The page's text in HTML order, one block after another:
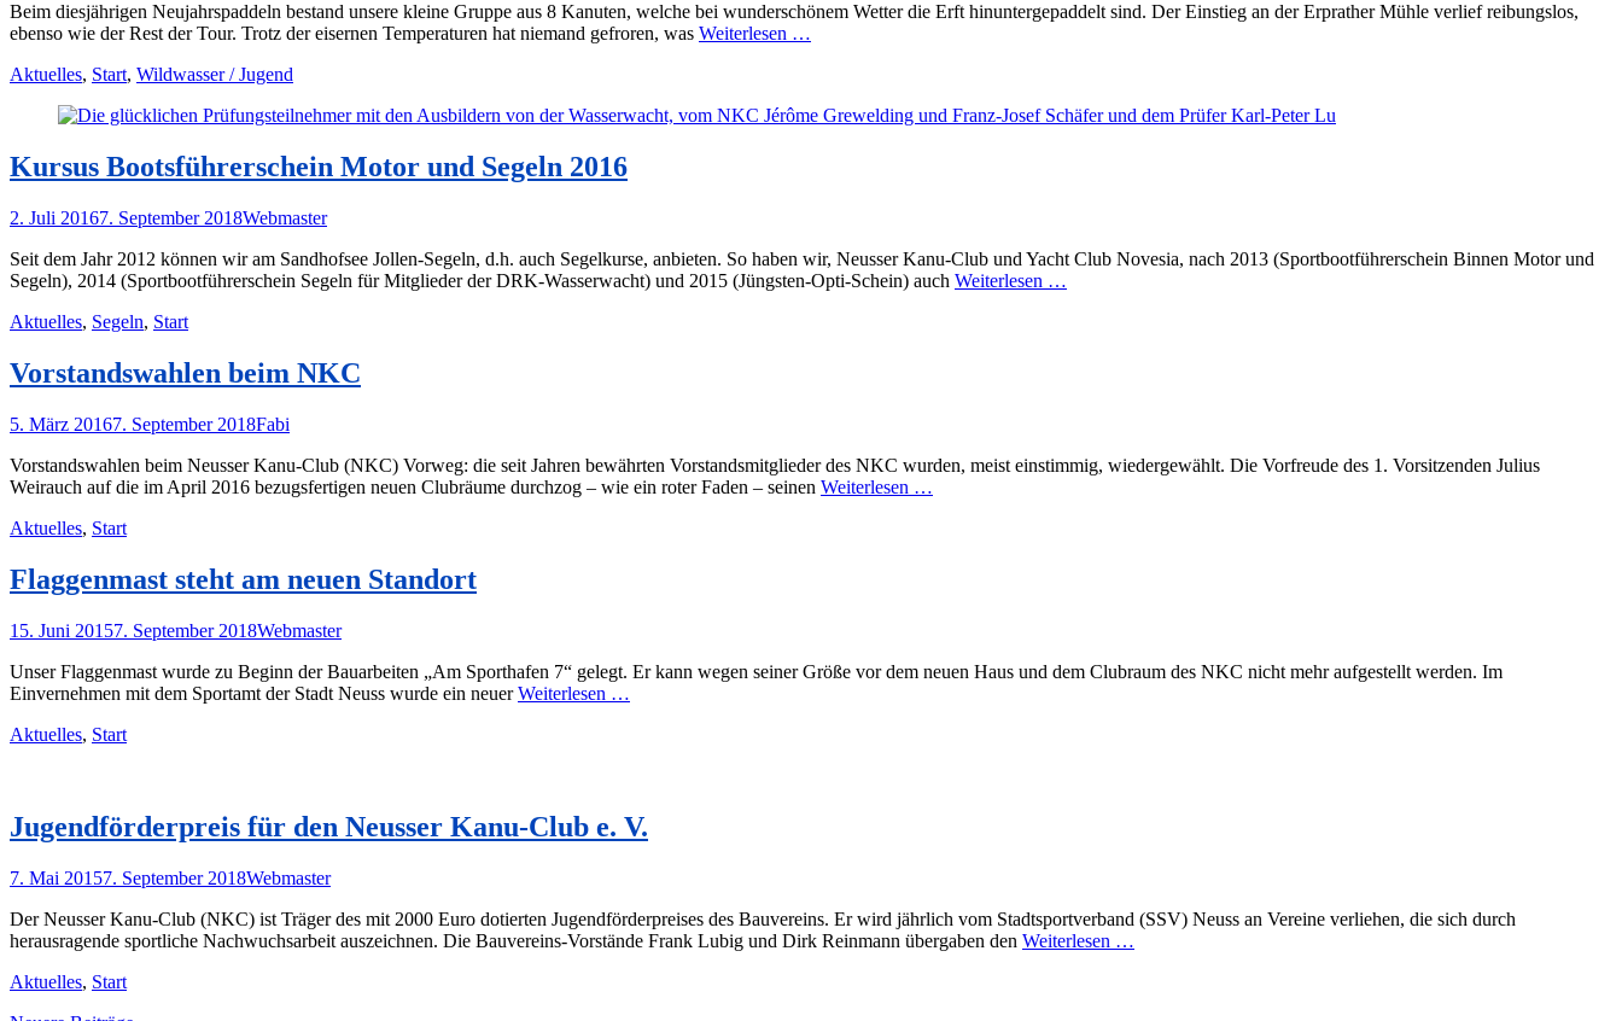
Beim diesjährigen Neujahrspaddeln bestand unsere kleine Gruppe aus 8 Kanuten, welche bei wunderschönem Wetter die Erft hinuntergepaddelt sind. Der Einstieg an der Erprather Mühle verlief reibungslos,
ebenso wie der Rest der Tour. Trotz der eisernen Temperaturen hat niemand gefroren, was Weiterlesen …
Kategorien
Aktuelles, Start, Wildwasser / Jugend
Kursus Bootsführerschein Motor und Segeln 2016
Posted
2. Juli 20167. September 2018Autor
Webmaster
Seit dem Jahr 2012 können wir am Sandhofsee Jollen-Segeln, d.h. auch Segelkurse, anbieten. So haben wir, Neusser Kanu-Club und Yacht Club Novesia, nach 2013 (Sportbootführerschein Binnen Motor und
Segeln), 2014 (Sportbootführerschein Segeln für Mitglieder der DRK-Wasserwacht) und 2015 (Jüngsten-Opti-Schein) auch Weiterlesen …
Kategorien
Aktuelles, Segeln, Start
Vorstandswahlen beim NKC
Posted
5. März 20167. September 2018Autor
Fabi
Vorstandswahlen beim Neusser Kanu-Club (NKC) Vorweg: die seit Jahren bewährten Vorstandsmitglieder des NKC wurden, meist einstimmig, wiedergewählt. Die Vorfreude des 1. Vorsitzenden Julius
Weirauch auf die im April 2016 bezugsfertigen neuen Clubräume durchzog – wie ein roter Faden – seinen Weiterlesen …
Kategorien
Aktuelles, Start
Flaggenmast steht am neuen Standort
Posted
15. Juni 20157. September 2018Autor
Webmaster
Unser Flaggenmast wurde zu Beginn der Bauarbeiten „Am Sporthafen 7“ gelegt. Er kann wegen seiner Größe vor dem neuen Haus und dem Clubraum des NKC nicht mehr aufgestellt werden. Im
Einvernehmen mit dem Sportamt der Stadt Neuss wurde ein neuerWeiterlesen …
Kategorien
Aktuelles, Start
Jugendförderpreis für den Neusser Kanu-Club e. V.
Posted
7. Mai 20157. September 2018Autor
Webmaster
Der Neusser Kanu-Club (NKC) ist Träger des mit 2000 Euro dotierten Jugendförderpreises des Bauvereins. Er wird jährlich vom Stadtsportverband (SSV) Neuss an Vereine verliehen, die sich durch
herausragende sportliche Nachwuchsarbeit auszeichnen. Die Bauvereins-Vorstände Frank Lubig und Dirk Reinmann übergaben den Weiterlesen …
Kategorien
Aktuelles, Start